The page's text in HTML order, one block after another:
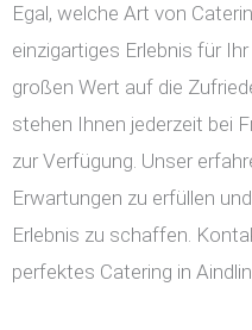
Egal, welche Art von
einzigartiges Erlebnis für
großen Wert auf die
stehen Ihnen jederzeit bei
zur Verfügung. Unser
Erwartungen zu erfüllen
Erlebnis zu schaffen.
perfektes Catering in